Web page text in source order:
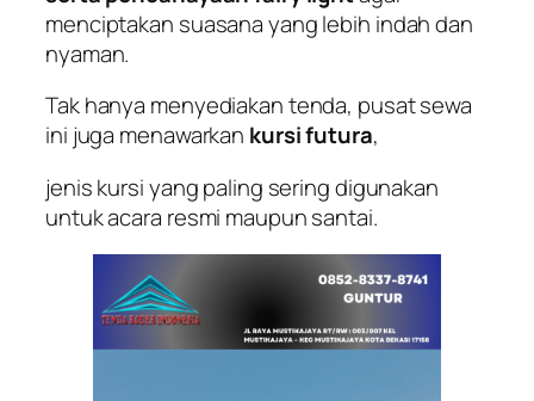
menciptakan suasana yang lebih indah dan
nyaman.
Tak hanya menyediakan tenda, pusat sewa
ini juga menawarkan kursi futura,
jenis kursi yang paling sering digunakan
untuk acara resmi maupun santai.